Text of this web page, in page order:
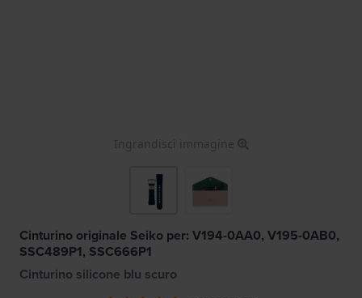
Ingrandisci immagine
Cinturino originale Seiko per: V194-0AA0, V195-0AB0,
SSC489P1, SSC666P1
Cinturino silicone blu scuro